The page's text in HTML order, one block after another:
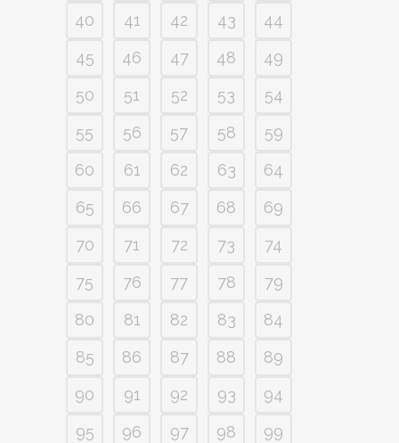
40
41 42 43
44
45
46 47 48
49
50
51 52 53
54
55
56 57 58
59
60
61 62 63
64
65
66 67 68
69
70
71 72 73
74
75
76 77 78
79
80
81 82 83
84
85
86 87 88
89
90
91 92 93
94
95
96 97 98
99